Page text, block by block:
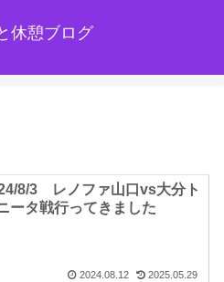
休憩ブログ
8/3 レノファ山口vs大分ト
ータ戦行ってきました
2024.08.12 2025.05.29